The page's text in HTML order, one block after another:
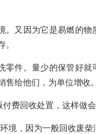
。又因为它是易燃的物
零件。量少的保管好就
给他们，为单位增收。
费回收处置，这样做会
境，因为一般回收废柴